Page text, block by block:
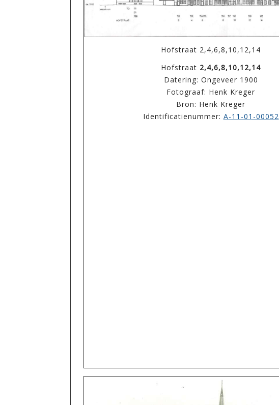
Hofstraat 2,4,6,8,10,12,14
Hofstraat 2,4,6,8,10,12,14
Datering: Ongeveer 1900
Fotograaf: Henk Kreger
Bron: Henk Kreger
Identificatienummer: A-11-01-00052